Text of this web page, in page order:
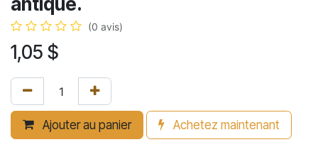
(0 avis)
1,05 $
Ajouter au panier Achetez maintenant